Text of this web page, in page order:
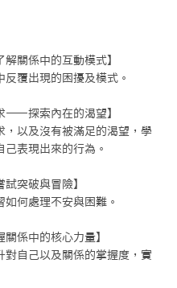
關係中的互動模式】
覆出現的困擾及模式。
——探索內在的渴望】
，以及沒有被滿足的渴望，學
表現出來的行為。
突破與冒險】
何處理不安與困難。
係中的核心力量】
對自己以及關係的掌握度，實